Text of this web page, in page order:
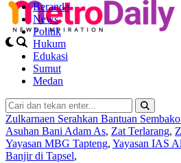
Beranda
News
Politik
Hukum
Edukasi
Sumut
Medan
Zulkarnaen Serahkan Bantuan
Asuhan Bani Adam As, Zat Terlarang,
Yayasan MBG Tapteng, Yayasan IAS
Banjir di Tapsel,